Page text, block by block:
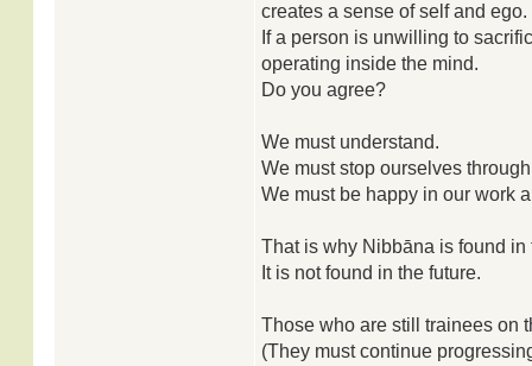
creates a sense of self and ego.
If a person is unwilling to
operating inside the mind.
Do you agree?
We must understand.
We must stop ourselves
We must be happy in our work
That is why Nibbāna is found in
It is not found in the future.
Those who are still trainees on
(They must continue